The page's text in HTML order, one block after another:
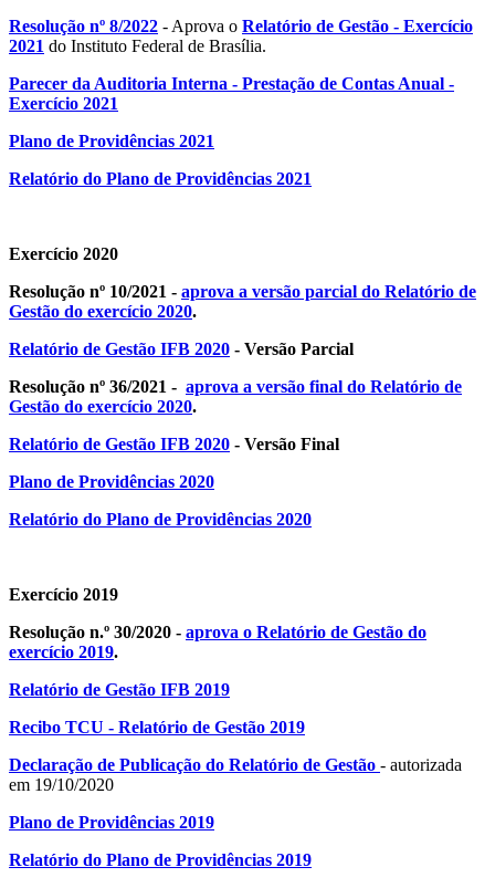
Resolução nº 8/2022 - Aprova o Relatório de Gestão - Exercício
2021 do Instituto Federal de Brasília.
Parecer da Auditoria Interna - Prestação de Contas Anual -
Exercício 2021
Plano de Providências 2021
Relatório do Plano de Providências 2021
Exercício 2020
Resolução nº 10/2021 - aprova a versão parcial do Relatório de
Gestão do exercício 2020.
Relatório de Gestão IFB 2020 - Versão Parcial
Resolução nº 36/2021 - aprova a versão final do Relatório de
Gestão do exercício 2020.
Relatório de Gestão IFB 2020 - Versão Final
Plano de Providências 2020
Relatório do Plano de Providências 2020
Exercício 2019
Resolução n.º 30/2020 - aprova o Relatório de Gestão do
exercício 2019.
Relatório de Gestão IFB 2019
Recibo TCU - Relatório de Gestão 2019
Declaração de Publicação do Relatório de Gestão - autorizada
em 19/10/2020
Plano de Providências 2019
Relatório do Plano de Providências 2019